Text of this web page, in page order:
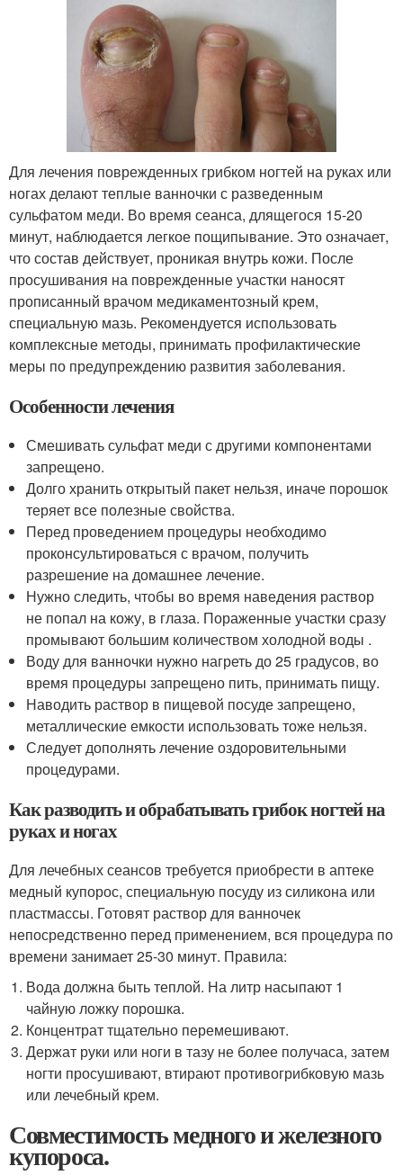
Для лечения поврежденных грибком ногтей на руках или
ногах делают теплые ванночки с разведенным
сульфатом меди. Во время сеанса, длящегося 15-20
минут, наблюдается легкое пощипывание. Это означает,
что состав действует, проникая внутрь кожи. После
просушивания на поврежденные участки наносят
прописанный врачом медикаментозный крем,
специальную мазь. Рекомендуется использовать
комплексные методы, принимать профилактические
меры по предупреждению развития заболевания.
Особенности лечения
Смешивать сульфат меди с другими компонентами
запрещено.
Долго хранить открытый пакет нельзя, иначе порошок
теряет все полезные свойства.
Перед проведением процедуры необходимо
проконсультироваться с врачом, получить
разрешение на домашнее лечение.
Нужно следить, чтобы во время наведения раствор
не попал на кожу, в глаза. Пораженные участки сразу
промывают большим количеством холодной воды .
Воду для ванночки нужно нагреть до 25 градусов, во
время процедуры запрещено пить, принимать пищу.
Наводить раствор в пищевой посуде запрещено,
металлические емкости использовать тоже нельзя.
Следует дополнять лечение оздоровительными
процедурами.
Как разводить и обрабатывать грибок ногтей на
руках и ногах
Для лечебных сеансов требуется приобрести в аптеке
медный купорос, специальную посуду из силикона или
пластмассы. Готовят раствор для ванночек
непосредственно перед применением, вся процедура по
времени занимает 25-30 минут. Правила:
Вода должна быть теплой. На литр насыпают 1
чайную ложку порошка.
Концентрат тщательно перемешивают.
Держат руки или ноги в тазу не более получаса, затем
ногти просушивают, втирают противогрибковую мазь
или лечебный крем.
Совместимость медного и железного
купороса.